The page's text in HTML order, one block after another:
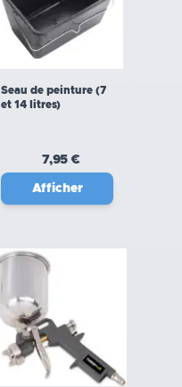
Seau de peinture (7
et 14 litres)
7,95 €
Afficher